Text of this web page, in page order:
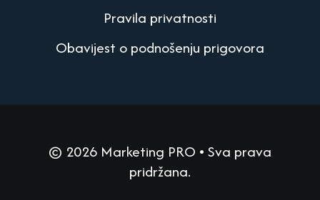
Pravila privatnosti
Obavijest o podnošenju prigovora
© 2026 Marketing PRO • Sva prava
pridržana.